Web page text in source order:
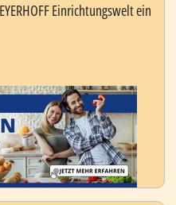
Einrichtungswelt ein